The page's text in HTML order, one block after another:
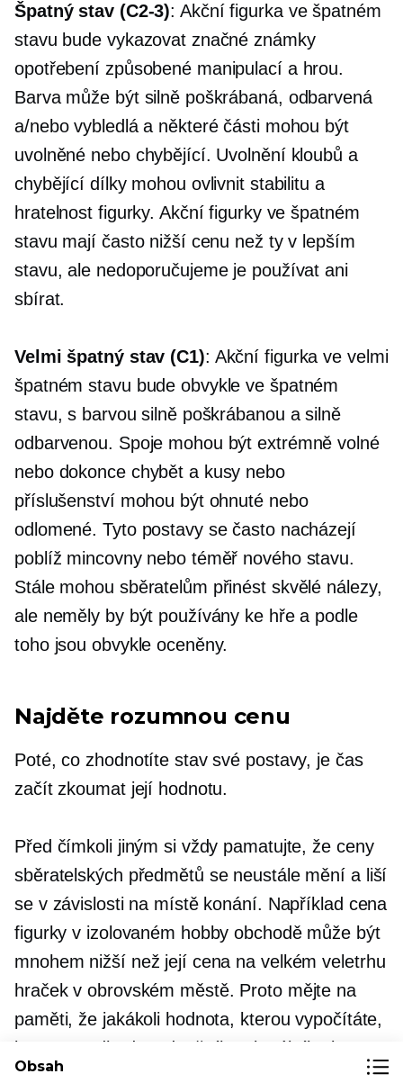
Špatný stav (C2-3): Akční figurka ve špatném
stavu bude vykazovat značné známky
opotřebení způsobené manipulací a hrou.
Barva může být silně poškrábaná, odbarvená
a/nebo vybledlá a některé části mohou být
uvolněné nebo chybějící. Uvolnění kloubů a
chybějící dílky mohou ovlivnit stabilitu a
hratelnost figurky. Akční figurky ve špatném
stavu mají často nižší cenu než ty v lepším
stavu, ale nedoporučujeme je používat ani
sbírat.
Velmi špatný stav (C1): Akční figurka ve velmi
špatném stavu bude obvykle ve špatném
stavu, s barvou silně poškrábanou a silně
odbarvenou. Spoje mohou být extrémně volné
nebo dokonce chybět a kusy nebo
příslušenství mohou být ohnuté nebo
odlomené. Tyto postavy se často nacházejí
poblíž mincovny nebo téměř nového stavu.
Stále mohou sběratelům přinést skvělé nálezy,
ale neměly by být používány ke hře a podle
toho jsou obvykle oceněny.
Najděte rozumnou cenu
Poté, co zhodnotíte stav své postavy, je čas
začít zkoumat její hodnotu.
Před čímkoli jiným si vždy pamatujte, že ceny
sběratelských předmětů se neustále mění a liší
se v závislosti na místě konání. Například cena
figurky v izolovaném hobby obchodě může být
mnohem nižší než její cena na velkém veletrhu
hraček v obrovském městě. Proto mějte na
paměti, že jakákoli hodnota, kterou vypočítáte,
je pouze odhadem dnešního aktuálního kurzu.
Obsah